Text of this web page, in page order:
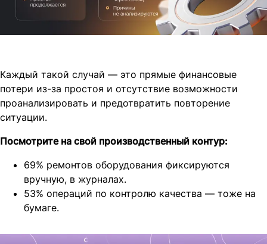
Каждый такой случай — это прямые финансовые
потери из-за простоя и отсутствие возможности
проанализировать и предотвратить повторение
ситуации.
Посмотрите на свой производственный контур:
69% ремонтов оборудования фиксируются
вручную, в журналах.
53% операций по контролю качества — тоже на
бумаге.